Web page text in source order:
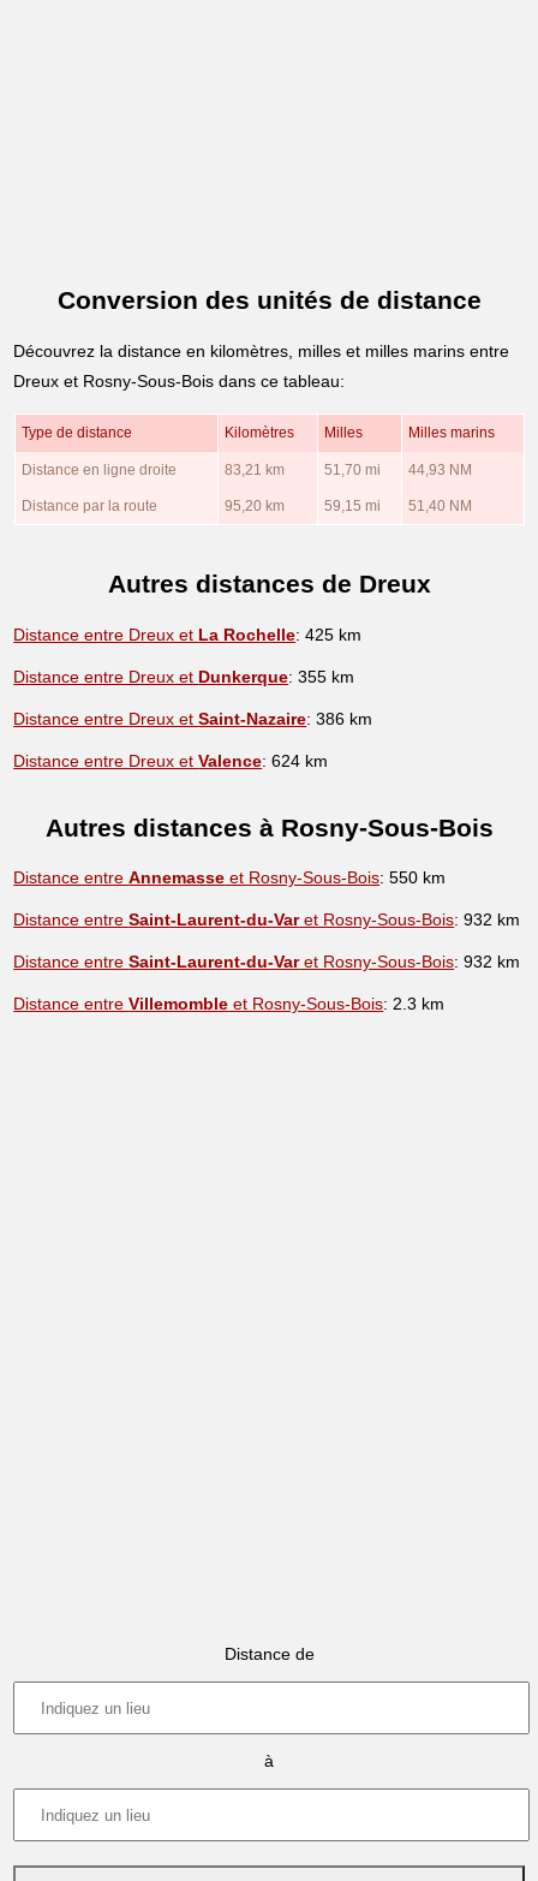
Conversion des unités de distance
Découvrez la distance en kilomètres, milles et milles marins entre
Dreux et Rosny-Sous-Bois dans ce tableau:
Type de distance Kilomètres Milles Milles marins
Distance en ligne droite 83,21 km 51,70 mi 44,93 NM
Distance par la route 95,20 km 59,15 mi 51,40 NM
Autres distances de Dreux
Distance entre Dreux et La Rochelle: 425 km
Distance entre Dreux et Dunkerque: 355 km
Distance entre Dreux etSaint-Nazaire: 386 km
Distance entre Dreux etValence: 624 km
Autres distances à Rosny-Sous-Bois
Distance entreAnnemasse et Rosny-Sous-Bois: 550 km
Distance entreSaint-Laurent-du-Varet Rosny-Sous-Bois: 932 km
Distance entreSaint-Laurent-du-Varet Rosny-Sous-Bois: 932 km
Distance entreVillemomble et Rosny-Sous-Bois: 2.3 km
Distance de
à